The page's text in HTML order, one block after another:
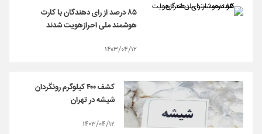
۸۵ درصد از رای دهندگان با کارت
هوشمند ملی احرازهویت شدند
۱۴۰۳/۰۴/۱۲
کشف ۴۰۰ کیلوگرم رونگردان
شیشه در تهران
۱۴۰۳/۰۴/۱۲